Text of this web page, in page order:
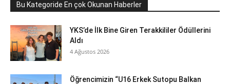
Bu Kategoride En çok Okunan Haberler
YKS’de İlk Bine Giren Terakkililer Ödüllerini
Aldı
4 Ağustos 2026
Öğrencimizin “U16 Erkek Sutopu Balkan